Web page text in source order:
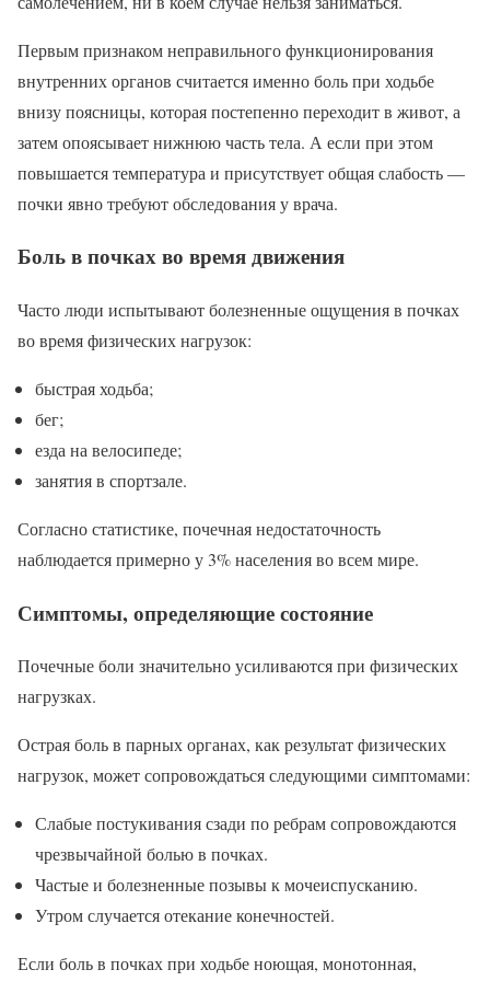
Первым признаком неправильного функционирования
внутренних органов считается именно боль при ходьбе
внизу поясницы, которая постепенно переходит в живот, а
затем опоясывает нижнюю часть тела. А если при этом
повышается температура и присутствует общая слабость —
почки явно требуют обследования у врача.
Боль в почках во время движения
Часто люди испытывают болезненные ощущения в почках
во время физических нагрузок:
быстрая ходьба;
бег;
езда на велосипеде;
занятия в спортзале.
Согласно статистике, почечная недостаточность
наблюдается примерно у 3% населения во всем мире.
Симптомы, определяющие состояние
Почечные боли значительно усиливаются при физических
нагрузках.
Острая боль в парных органах, как результат физических
нагрузок, может сопровождаться следующими симптомами:
Слабые постукивания сзади по ребрам сопровождаются
чрезвычайной болью в почках.
Частые и болезненные позывы к мочеиспусканию.
Утром случается отекание конечностей.
Если боль в почках при ходьбе ноющая, монотонная,